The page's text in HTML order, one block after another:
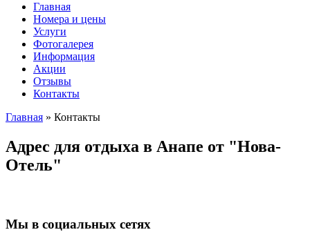
Главная
Номера и цены
Услуги
Фотогалерея
Информация
Акции
Отзывы
Контакты
Главная » Контакты
Адрес для отдыха в Анапе от "Нова-
Отель"
Мы в социальных сетях